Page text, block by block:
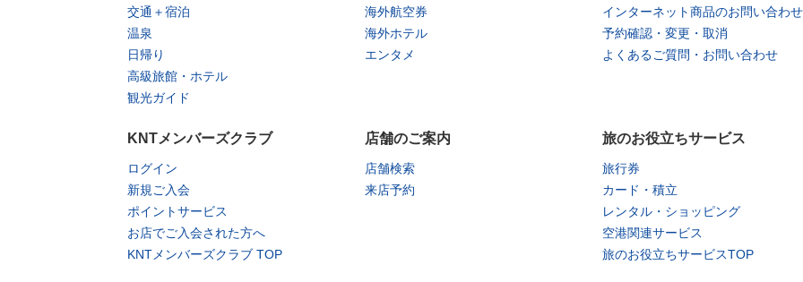
交通＋宿泊
温泉
日帰り
高級旅館・ホテル
観光ガイド
海外航空券
海外ホテル
エンタメ
インターネット商品のお問い合わせ
予約確認・変更・取消
よくあるご質問・お問い合わせ
KNTメンバーズクラブ
ログイン
新規ご入会
ポイントサービス
お店でご入会された方へ
KNTメンバーズクラブ TOP
店舗のご案内
店舗検索
来店予約
旅のお役立ちサービス
旅行券
カード・積立
レンタル・ショッピング
空港関連サービス
旅のお役立ちサービスTOP